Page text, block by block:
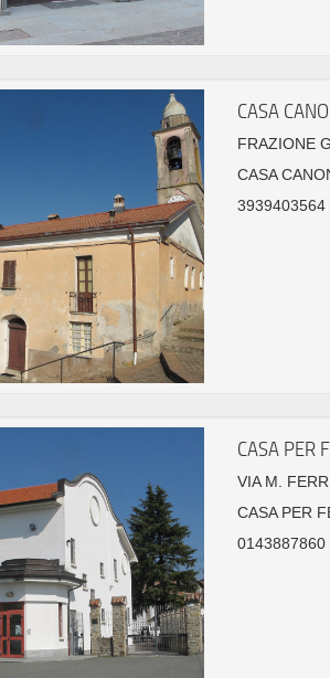
CASA
FRAZIONE
CASA
3939403564
CASA PER
VIA M.
CASA PER
0143887860